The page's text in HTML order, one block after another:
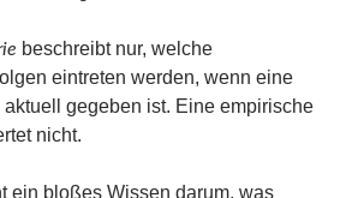
beschreibt nur, welche
eintreten werden, wenn eine
aktuell gegeben ist. Eine empirische
nicht.
ein bloßes Wissen darum, was